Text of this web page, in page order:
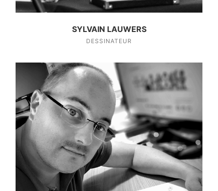
SYLVAIN LAUWERS
DESSINATEUR